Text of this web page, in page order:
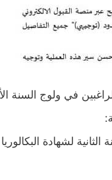
في ولوج السنة
لشهادة